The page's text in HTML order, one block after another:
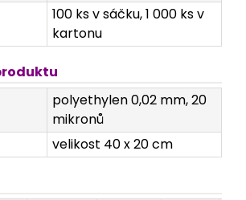
100 ks v sáčku, 1 000 ks v
kartonu
polyethylen 0,02 mm, 20
mikronů
velikost 40 x 20 cm